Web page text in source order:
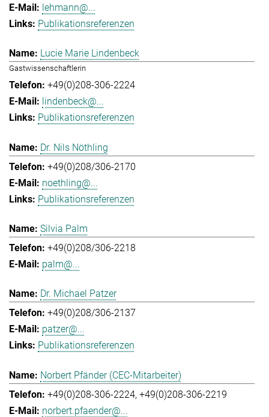
lehmann@...
Publikationsreferenzen
Lucie Marie Lindenbeck
Gastwissenschaftlerin
+49(0)208-306-2224
lindenbeck@...
Publikationsreferenzen
Dr. Nils Nöthling
+49(0)208/306-2170
noethling@...
Publikationsreferenzen
Silvia Palm
+49(0)208/306-2218
palm@...
Dr. Michael Patzer
+49(0)208/306-2137
patzer@...
Publikationsreferenzen
Norbert Pfänder (CEC-Mitarbeiter)
+49(0)208-306-2224 +49(0)208-306-2219
norbert.pfaender@...